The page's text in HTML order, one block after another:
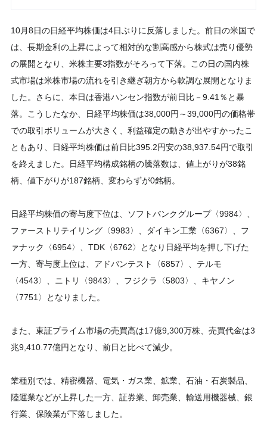
10月8日の日経平均株価は4日ぶりに反落しました。前日の米国で
は、長期金利の上昇によって相対的な割高感から株式は売り優勢
の展開となり、米株主要3指数がそろって下落。この日の国内株
式市場は米株市場の流れを引き継ぎ朝方から軟調な展開となりま
した。さらに、本日は香港ハンセン指数が前日比－9.41％と暴
落。こうしたなか、日経平均株価は38,000円～39,000円の価格帯
での取引ボリュームが大きく、利益確定の動きが出やすかったこ
ともあり、日経平均株価は前日比395.2円安の38,937.54円で取引
を終えました。日経平均構成銘柄の騰落数は、値上がりが38銘
柄、値下がりが187銘柄、変わらずが0銘柄。
日経平均株価の寄与度下位は、ソフトバンクグループ〈9984〉、
ファーストリテイリング〈9983〉、ダイキン工業〈6367〉、フ
ァナック〈6954〉、TDK〈6762〉となり日経平均を押し下げた
一方、寄与度上位は、アドバンテスト〈6857〉、テルモ
〈4543〉、ニトリ〈9843〉、フジクラ〈5803〉、キヤノン
〈7751〉となりました。
また、東証プライム市場の売買高は17億9,300万株、売買代金は3
兆9,410.77億円となり、前日と比べて減少。
業種別では、精密機器、電気・ガス業、鉱業、石油・石炭製品、
陸運業などが上昇した一方、証券業、卸売業、輸送用機器械、銀
行業、保険業が下落しました。